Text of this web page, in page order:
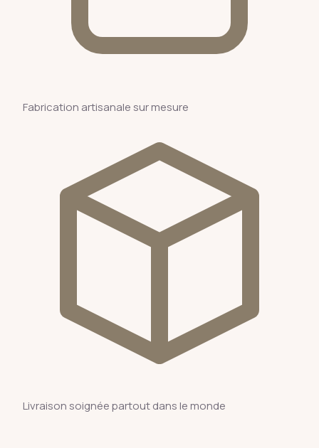
Fabrication artisanale sur mesure
Livraison soignée partout dans le monde